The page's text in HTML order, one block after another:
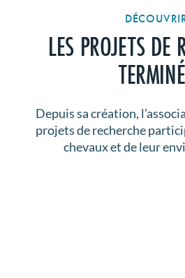
LES PROJETS DE
Depuis sa création,
projets de recherche
chevaux et de leur